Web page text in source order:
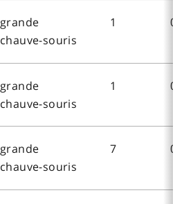
grande
chauve-souris
1 0
grande
chauve-souris
1 0
grande
chauve-souris
7 0